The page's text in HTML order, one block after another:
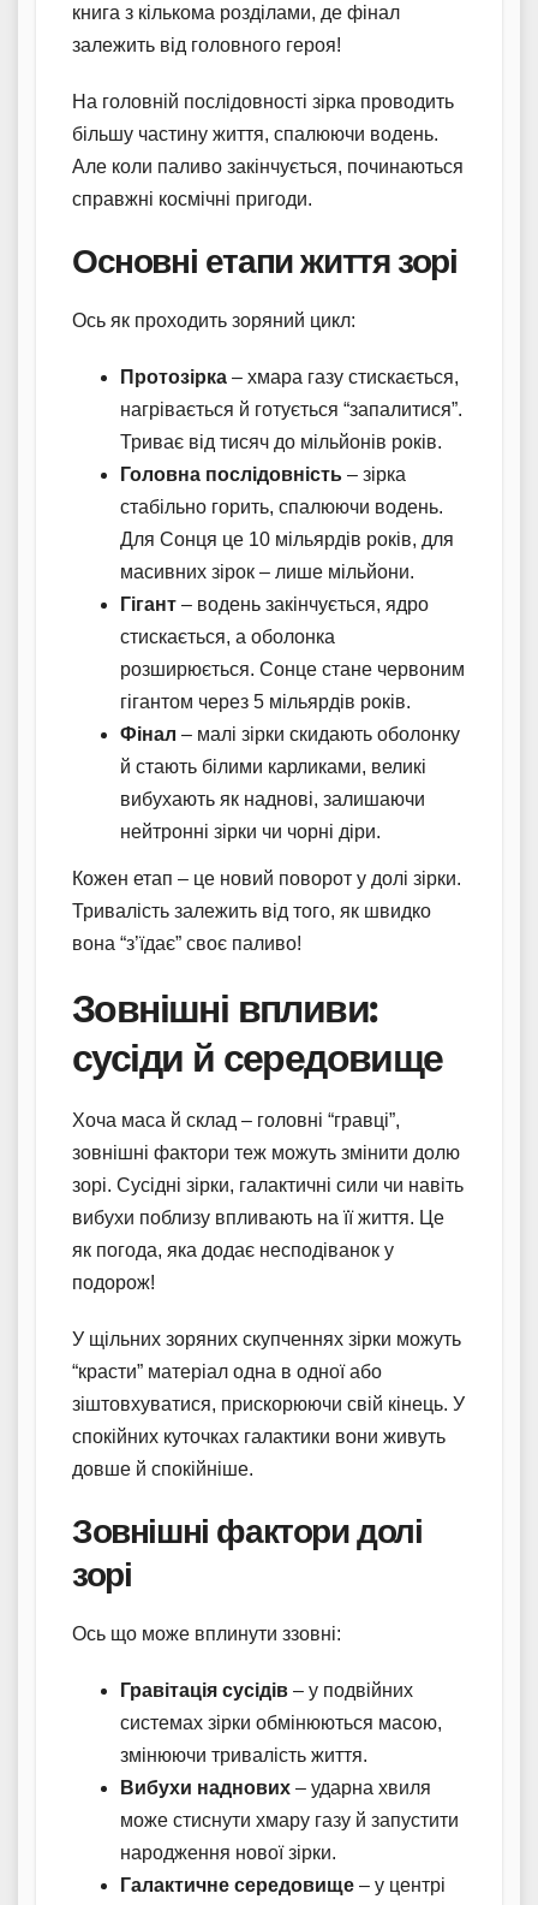
книга з кількома розділами, де фінал
залежить від головного героя!
На головній послідовності зірка проводить
більшу частину життя, спалюючи водень.
Але коли паливо закінчується, починаються
справжні космічні пригоди.
Основні етапи життя зорі
Ось як проходить зоряний цикл:
Протозірка – хмара газу стискається,
нагрівається й готується “запалитися”.
Триває від тисяч до мільйонів років.
Головна послідовність – зірка
стабільно горить, спалюючи водень.
Для Сонця це 10 мільярдів років, для
масивних зірок – лише мільйони.
Гігант – водень закінчується, ядро
стискається, а оболонка
розширюється. Сонце стане червоним
гігантом через 5 мільярдів років.
Фінал – малі зірки скидають оболонку
й стають білими карликами, великі
вибухають як наднові, залишаючи
нейтронні зірки чи чорні діри.
Кожен етап – це новий поворот у долі зірки.
Тривалість залежить від того, як швидко
вона “з’їдає” своє паливо!
Зовнішні впливи:
сусіди й середовище
Хоча маса й склад – головні “гравці”,
зовнішні фактори теж можуть змінити долю
зорі. Сусідні зірки, галактичні сили чи навіть
вибухи поблизу впливають на її життя. Це
як погода, яка додає несподіванок у
подорож!
У щільних зоряних скупченнях зірки можуть
“красти” матеріал одна в одної або
зіштовхуватися, прискорюючи свій кінець. У
спокійних куточках галактики вони живуть
довше й спокійніше.
Зовнішні фактори долі
зорі
Ось що може вплинути ззовні:
Гравітація сусідів – у подвійних
системах зірки обмінюються масою,
змінюючи тривалість життя.
Вибухи наднових – ударна хвиля
може стиснути хмару газу й запустити
народження нової зірки.
Галактичне середовище – у центрі